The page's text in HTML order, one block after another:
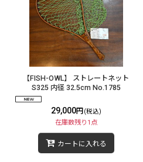
【FISH-OWL】 ストレートネット
S325 内径 32.5cm No.1785
29,000円 (税込)
在庫数残り1点
カートに入れる